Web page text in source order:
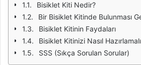
Bisiklet Kiti Nedir?
Bir Bisiklet Kitinde Bulunması
Bisiklet Kitinin Faydaları
Bisiklet Kitinizi Nasıl
SSS (Sıkça Sorulan Sorular)